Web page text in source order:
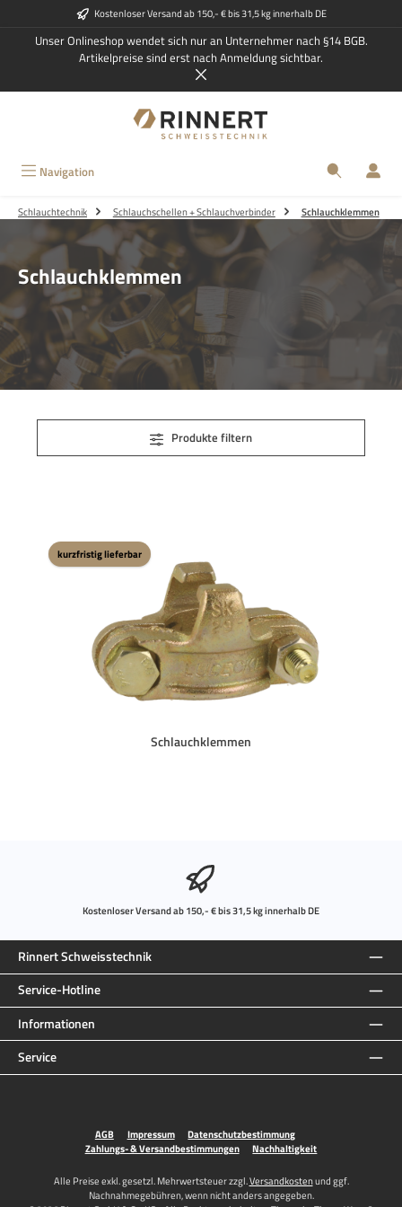
Zum Hauptinhalt springenKostenloser Versand ab 150,- € bis 31,5 kg innerhalb DE
Unser Onlineshop wendet sich nur an Unternehmer nach §14 BGB.
Artikelpreise sind erst nach Anmeldung sichtbar.
Navigation
Schlauchtechnik Schlauchschellen + Schlauchverbinder Schlauchklemmen
Schlauchklemmen
Produkte filtern
kurzfristig lieferbar
Schlauchklemmen
Kostenloser Versand ab 150,- € bis 31,5 kg innerhalb DE
Rinnert Schweisstechnik
Service-Hotline
Informationen
Service
AGB Impressum
Datenschutzbestimmung
Zahlungs- & Versandbestimmungen
Nachhaltigkeit
Alle Preise exkl. gesetzl. Mehrwertsteuer zzgl.Versandkostenund ggf.
Nachnahmegebühren, wenn nicht anders angegeben.